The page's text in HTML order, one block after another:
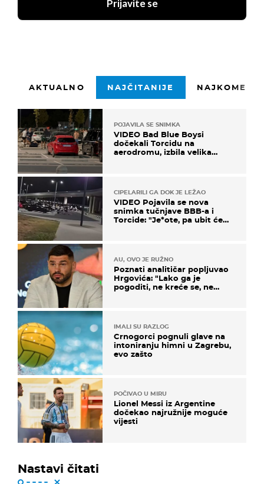
Prijavite se
AKTUALNO NAJČITANIJE
POJAVILA SE SNIMKA
VIDEO Bad Blue Boysi
dočekali Torcidu na
aerodromu, izbila velika
CIPELARILI GA DOK JE LEŽAO
VIDEO Pojavila se nova
snimka tučnjave BBB-a i
Torcide: "Je*ote, pa ubit će
AU, OVO JE RUŽNO
Poznati analitičar popljuvao
Hrgovića: "Lako ga je
pogoditi, ne kreće se, ne
IMALI SU RAZLOG
Crnogorci pognuli glave na
intoniranju himni u Zagrebu,
evo zašto
POČIVAO U MIRU
Lionel Messi iz Argentine
dočekao najružnije moguće
vijesti
Nastavi čitati